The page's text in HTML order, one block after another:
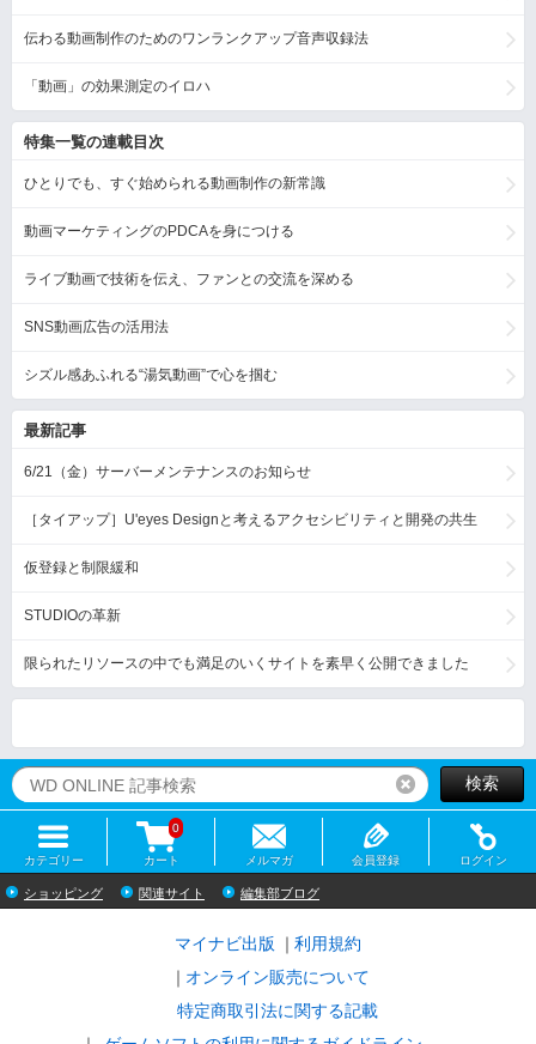
伝わる動画制作のためのワンランクアップ音声収録法
「動画」の効果測定のイロハ
特集一覧の連載目次
ひとりでも、すぐ始められる動画制作の新常識
動画マーケティングのPDCAを身につける
ライブ動画で技術を伝え、ファンとの交流を深める
SNS動画広告の活用法
シズル感あふれる“湯気動画”で心を掴む
最新記事
6/21（金）サーバーメンテナンスのお知らせ
［タイアップ］U'eyes Designと考えるアクセシビリティと開発の共生
仮登録と制限緩和
STUDIOの革新
限られたリソースの中でも満足のいくサイトを素早く公開できました
リセット検索
カテゴリー カート
0
メルマガ 会員登録 ログイン
ショッピング 関連サイト 編集部ブログ
マイナビ出版
利用規約
オンライン販売について
特定商取引法に関する記載